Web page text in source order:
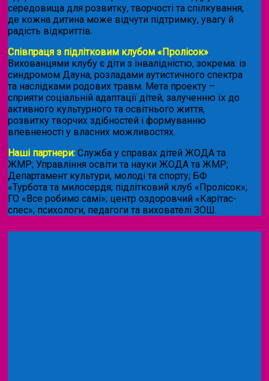
середовища для розвитку, творчості та спілкування,
де кожна дитина може відчути підтримку, увагу й
радість відкриттів.
Співпраця з підлітковим клубом «Пролісок».
Вихованцями клубу є діти з інвалідністю, зокрема: із
синдромом Дауна, розладами аутистичного спектра
та наслідками родових травм. Мета проекту –
сприяти соціальній адаптації дітей, залученню їх до
активного культурного та освітнього життя,
розвитку творчих здібностей і формуванню
впевненості у власних можливостях.
Наші партнери: Служба у справах дітей ЖОДА та
ЖМР; Управління освіти та науки ЖОДА та ЖМР;
Департамент культури, молоді та спорту; БФ
«Турбота та милосердя; підлітковий клуб «Пролісок»;
ГО «Все робимо самі»; центр оздоровчий «Карітас-
спес»; психологи, педагоги та вихователі ЗОШ.